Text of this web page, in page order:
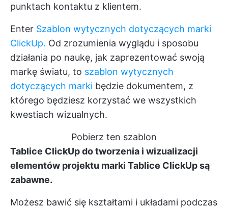
punktach kontaktu z klientem.
Enter Szablon wytycznych dotyczących marki
ClickUp. Od zrozumienia wyglądu i sposobu
działania po naukę, jak zaprezentować swoją
markę światu, to szablon wytycznych
dotyczących marki będzie dokumentem, z
którego będziesz korzystać we wszystkich
kwestiach wizualnych.
Pobierz ten szablon
Tablice ClickUp do tworzenia i wizualizacji
elementów projektu marki Tablice ClickUpsą
zabawne.
Możesz bawić się kształtami i układami podczas